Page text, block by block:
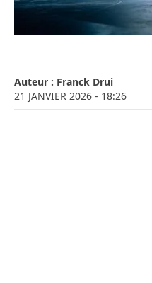
Auteur : Franck Drui
21 JANVIER 2026 - 18:26